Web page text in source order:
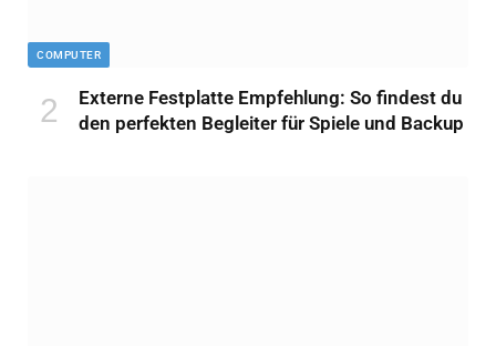
COMPUTER
Externe Festplatte Empfehlung: So findest du
den perfekten Begleiter für Spiele und Backup